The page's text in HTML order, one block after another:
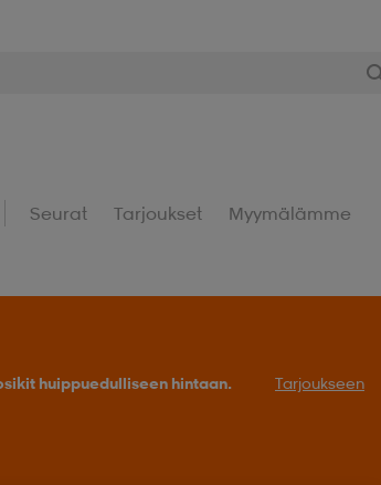
Seurat Tarjoukset Myymälämme
huippuedulliseen hintaan. Tarjoukseen